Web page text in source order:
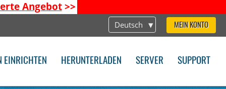
Angebot>>
Deutsch MEIN KONTO
EINRICHTEN HERUNTERLADEN SERVER SUPPORT